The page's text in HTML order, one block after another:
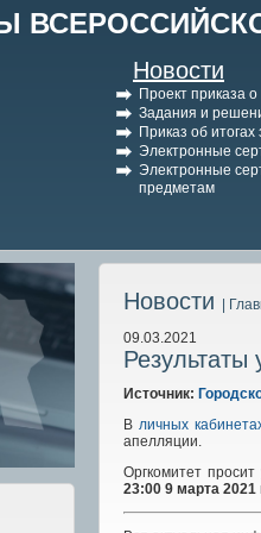
Новости
Проект приказа
Задания и
Приказ об
Электронные
Электронные
предметам
Новости
|
09.03.2021
Результаты
Источник:
В личных
апелляции.
Оргкомитет
23:00 9 марта 2021